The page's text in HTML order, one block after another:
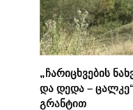
„ჩარიცხვების
და დედა – ცალკე“
გრანტით